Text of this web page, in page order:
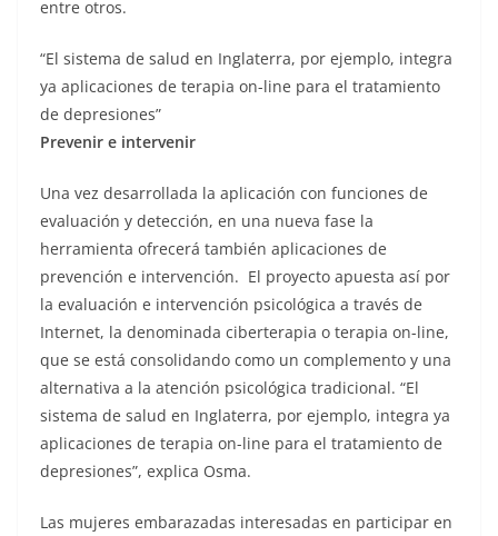
entre otros.
“El sistema de salud en Inglaterra, por ejemplo, integra
ya aplicaciones de terapia on-line para el tratamiento
de depresiones”
Prevenir e intervenir
Una vez desarrollada la aplicación con funciones de
evaluación y detección, en una nueva fase la
herramienta ofrecerá también aplicaciones de
prevención e intervención. El proyecto apuesta así por
la evaluación e intervención psicológica a través de
Internet, la denominada ciberterapia o terapia on-line,
que se está consolidando como un complemento y una
alternativa a la atención psicológica tradicional. “El
sistema de salud en Inglaterra, por ejemplo, integra ya
aplicaciones de terapia on-line para el tratamiento de
depresiones”, explica Osma.
Las mujeres embarazadas interesadas en participar en